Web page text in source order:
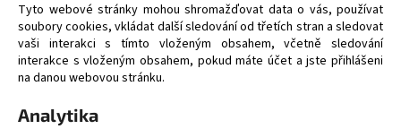
Tyto webové stránky mohou shromažďovat data o vás, používat
soubory cookies, vkládat další sledování od třetích stran a sledovat
vaši interakci s tímto vloženým obsahem, včetně sledování
interakce s vloženým obsahem, pokud máte účet a jste přihlášeni
na danou webovou stránku.
Analytika